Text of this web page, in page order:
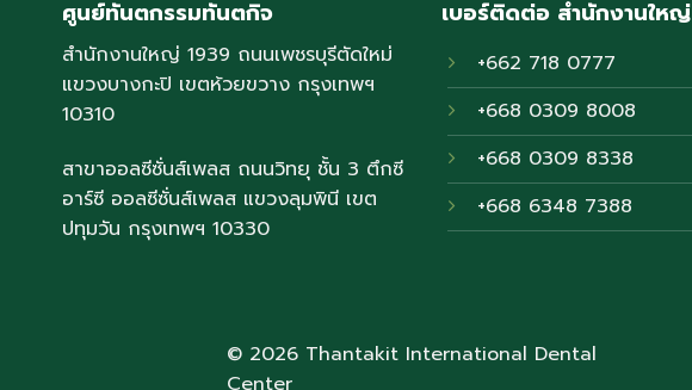
ศูนย์ทันตกรรมทันตกิจ
สำนักงานใหญ่ 1939 ถนนเพชรบุรีตัดใหม่
แขวงบางกะปิ เขตห้วยขวาง กรุงเทพฯ
10310
สาขาออลซีซั่นส์เพลส ถนนวิทยุ ชั้น 3 ตึกซี
อาร์ซี ออลซีซั่นส์เพลส แขวงลุมพินี เขต
ปทุมวัน กรุงเทพฯ 10330
เบอร์ติดต่อ สำนักงานใหญ่
+662 718 0777
+668 0309 8008
+668 0309 8338
+668 6348 7388
© 2026 Thantakit International Dental